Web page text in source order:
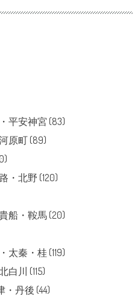
平安神宮 (83)
原町(89)
・北野 (120)
船・鞍馬(20)
太秦・桂 (119)
白川 (115)
・丹後 (44)